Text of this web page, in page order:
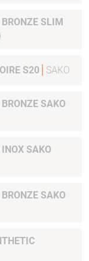
SLIM
S20 SAKO
SAKO
SAKO
SAKO